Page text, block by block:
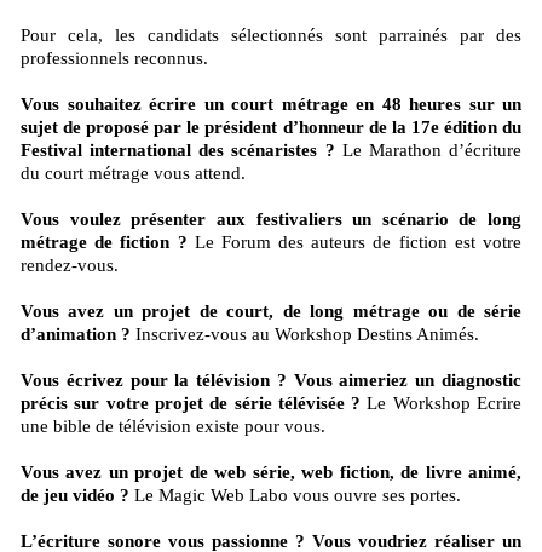
Pour cela, les candidats sélectionnés sont parrainés par des
professionnels reconnus.
Vous souhaitez écrire un court métrage en 48 heures sur un
sujet de proposé par le président d’honneur de la 17e édition du
Festival international des scénaristes ? Le Marathon d’écriture
du court métrage vous attend.
Vous voulez présenter aux festivaliers un scénario de long
métrage de fiction ? Le Forum des auteurs de fiction est votre
rendez-vous.
Vous avez un projet de court, de long métrage ou de série
d’animation ? Inscrivez-vous au Workshop Destins Animés.
Vous écrivez pour la télévision ? Vous aimeriez un diagnostic
précis sur votre projet de série télévisée ? Le Workshop Ecrire
une bible de télévision existe pour vous.
Vous avez un projet de web série, web fiction, de livre animé,
de jeu vidéo ? Le Magic Web Labo vous ouvre ses portes.
L’écriture sonore vous passionne ? Vous voudriez réaliser un